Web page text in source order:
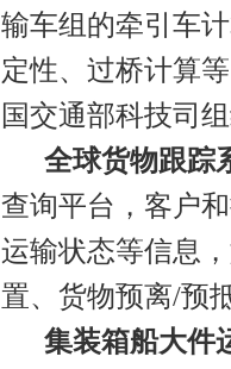
输车组的牵引车
定性、过桥计算
国交通部科技司
全球货物跟踪
查询平台，客户
运输状态等信息
置、货物预离/预
集装箱船大件